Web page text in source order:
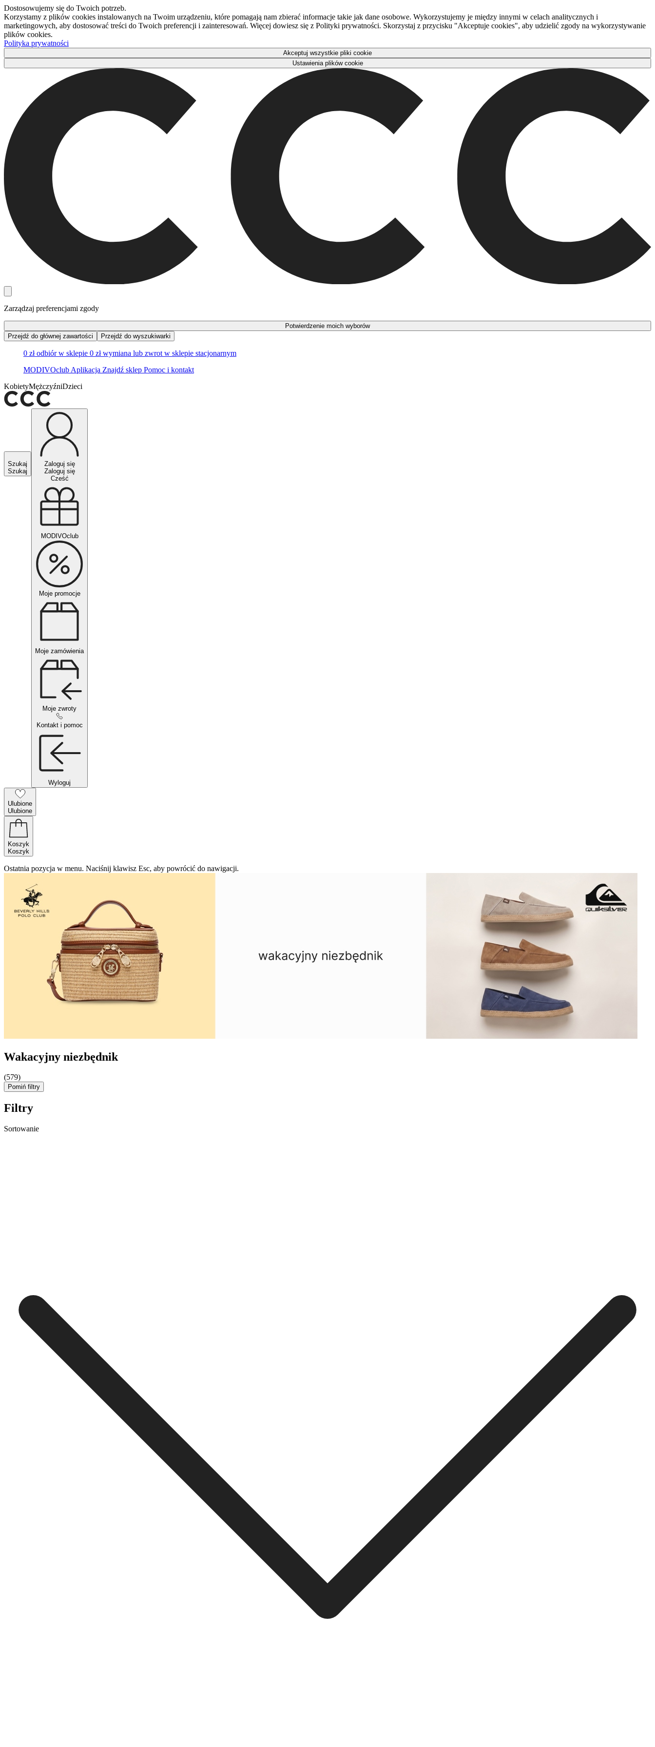
Dostosowujemy się do Twoich potrzeb.
Korzystamy z plików cookies instalowanych na Twoim urządzeniu, które pomagają nam zbierać informacje takie jak dane osobowe. Wykorzystujemy je między innymi w celach analitycznych i
marketingowych, aby dostosować treści do Twoich preferencji i zainteresowań. Więcej dowiesz się z Polityki prywatności. Skorzystaj z przycisku "Akceptuje cookies", aby udzielić zgody na wykorzystywanie
plików cookies.
Polityka prywatności
Akceptuj wszystkie pliki cookie
Ustawienia plików cookie
Zarządzaj preferencjami zgody
Potwierdzenie moich wyborów
Przejdź do głównej zawartości
Przejdź do wyszukiwarki
0 zł odbiór w sklepie 0 zł wymiana lub zwrot w sklepie stacjonarnym
MODIVOclub Aplikacja Znajdź sklep Pomoc i kontakt
KobietyMężczyźniDzieci
Szukaj
Szukaj
Zaloguj się
Zaloguj się
Cześć
MODIVOclub
Moje promocje
Moje zamówienia
Moje zwroty
Kontakt i pomoc
Wyloguj
Ulubione
Ulubione
Koszyk
Koszyk
Ostatnia pozycja w menu. Naciśnij klawisz Esc, aby powrócić do nawigacji.
Wakacyjny niezbędnik
(579)
Pomiń filtry
Filtry
Sortowanie